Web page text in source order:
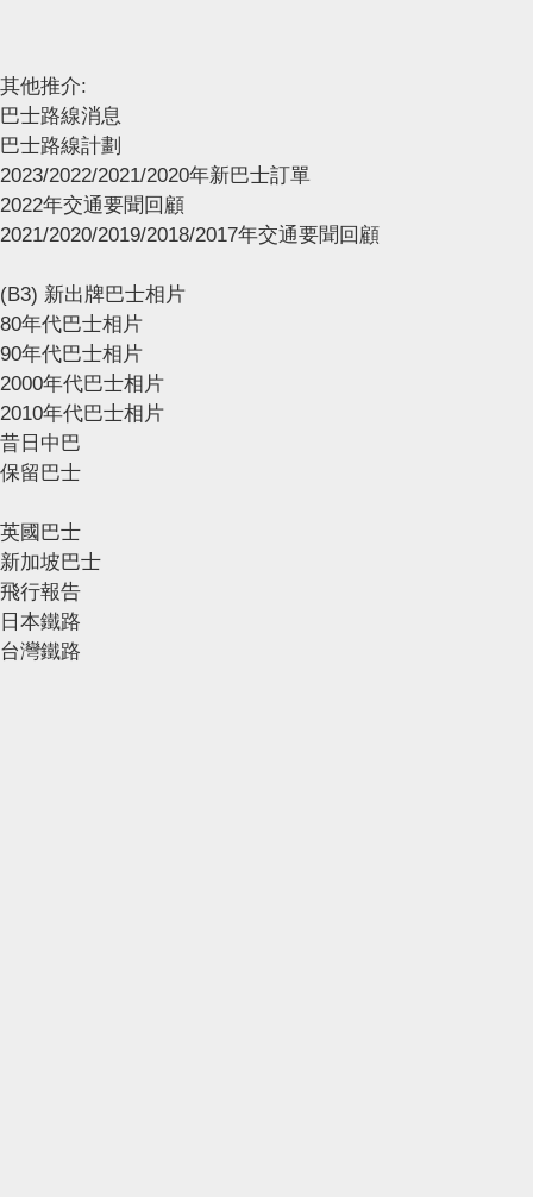
其他推介:
巴士路線消息
巴士路線計劃
2023/2022/2021/2020年新巴士訂單
2022年交通要聞回顧
2021/2020/2019/2018/2017年交通要聞回顧
(B3) 新出牌巴士相片
80年代巴士相片
90年代巴士相片
2000年代巴士相片
2010年代巴士相片
昔日中巴
保留巴士
英國巴士
新加坡巴士
飛行報告
日本鐵路
台灣鐵路